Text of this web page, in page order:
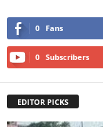
0 Fans
0 Subscribers
EDITOR PICKS